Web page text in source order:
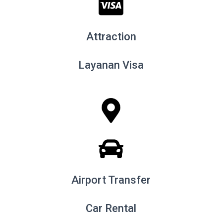
Attraction
Layanan Visa
Airport Transfer
Car Rental